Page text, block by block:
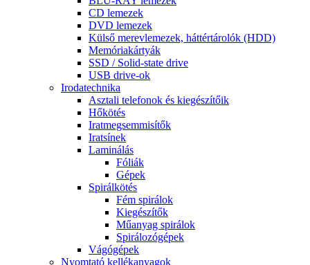
CD lemezek
DVD lemezek
Külső merevlemezek, háttértárolók (HDD)
Memóriakártyák
SSD / Solid-state drive
USB drive-ok
Irodatechnika
Asztali telefonok és kiegészítőik
Hőkötés
Iratmegsemmisítők
Iratsínek
Laminálás
Fóliák
Gépek
Spirálkötés
Fém spirálok
Kiegészítők
Műanyag spirálok
Spirálozógépek
Vágógépek
Nyomtató kellékanyagok